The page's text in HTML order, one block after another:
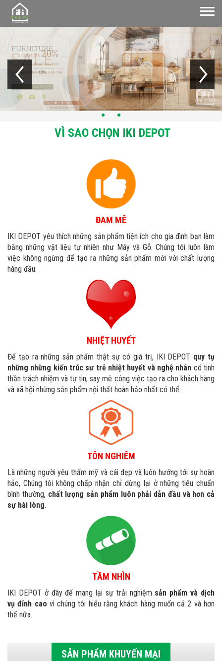
VÌ SAO CHỌN IKI DEPOT
ĐAM MÊ
IKI DEPOT yêu thích những sản phẩm tiện ích cho gia đình bạn làm
bằng những vật liệu tự nhiên như Mây và Gỗ. Chúng tôi luôn làm
việc không ngừng để tạo ra những sản phẩm mới với chất lượng
hàng đầu.
NHIỆT HUYẾT
Để tạo ra những sản phẩm thật sự có giá trị, IKI DEPOT quy tụ
những những kiến trúc sư trẻ nhiệt huyết và nghệ nhân có tinh
thần trách nhiệm và tự tin, say mê công việc tạo ra cho khách hàng
và xã hội những sản phẩm nội thất hoàn hảo nhất có thể.
TÔN NGHIÊM
Là những người yêu thẩm mỹ và cái đẹp và luôn hướng tới sự hoàn
hảo, Chúng tôi không chấp nhận chỉ dừng lại ở những tiêu chuẩn
bình thường, chất lượng sản phẩm luôn phải dẫn đầu và hơn cả
sự hài lòng.
TẦM NHÌN
IKI DEPOT ở đây để mang lại sự trải nghiệm sản phẩm và dịch
vụ đỉnh cao vì chúng tôi hiểu rằng khách hàng muốn cả 2 và hơn
thế nữa.
SẢN PHẨM KHUYẾN MẠI